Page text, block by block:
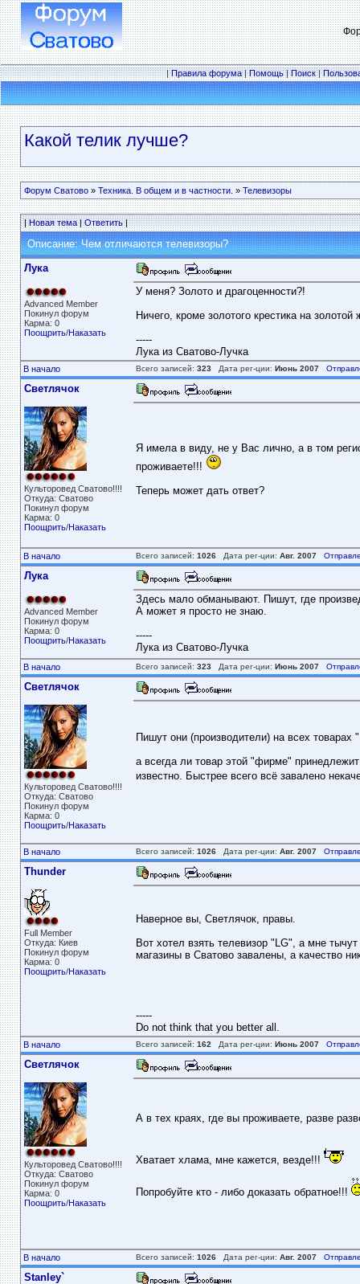
|Правила форума|Помощь|Поиск|
Какой телик лучше?
Форум Сватово» Техника. В общем и в частности. » Телевизоры
|Новая тема|Ответить|
Описание: Чем отличаются телевизоры?
Лука
Advanced Member
Покинул форум
Карма: 0
Поощрить/Наказать
У меня? Золото и драгоценности?!
Ничего, кроме золотого крестика на
-----
Лука из Сватово-Лучка
В начало Всего записей: 323Дата рег-ции: Июнь 2007
Светлячок
Культоровед Сватово!!!!
Откуда: Сватово
Покинул форум
Карма: 0
Поощрить/Наказать
Я имела в виду, не у Вас лично, а в том
проживаете!!!
Теперь может дать ответ?
В начало Всего записей: 1026Дата рег-ции: Авг. 2007
Лука
Advanced Member
Покинул форум
Карма: 0
Поощрить/Наказать
Здесь мало обманывают. Пишут, где
А может я просто не знаю.
-----
Лука из Сватово-Лучка
В начало Всего записей: 323Дата рег-ции: Июнь 2007
Светлячок
Культоровед Сватово!!!!
Откуда: Сватово
Покинул форум
Карма: 0
Поощрить/Наказать
Пишут они (производители) на всех товарах
а всегда ли товар этой "фирме"
известно. Быстрее всего всё завалено
В начало Всего записей: 1026Дата рег-ции: Авг. 2007
Thunder
Full Member
Откуда: Киев
Покинул форум
Карма: 0
Поощрить/Наказать
Наверное вы, Светлячок, правы.
Вот хотел взять телевизор "LG", а мне
магазины в Сватово завалены, а качество
-----
Do not think that you better all.
В начало Всего записей: 162 Дата рег-ции: Июнь 2007
Светлячок
Культоровед Сватово!!!!
Откуда: Сватово
Покинул форум
Карма: 0
Поощрить/Наказать
А в тех краях, где вы проживаете, разве
Хватает хлама, мне кажется, везде!!!
Попробуйте кто - либо доказать обратное!!!
В начало Всего записей: 1026Дата рег-ции: Авг. 2007
Stanley`